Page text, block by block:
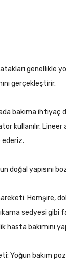
genellikle
gerçekleştirir.
bakıma ihtiyaç
kullanılır.
ederiz.
doğal yapısını
Hemşire,
sedyesi gibi
hasta bakımını
Yoğun bakım